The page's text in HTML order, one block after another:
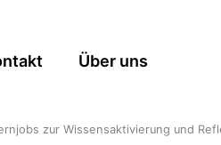
Über uns
zur Wissensaktivierung und